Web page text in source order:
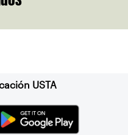
USTA